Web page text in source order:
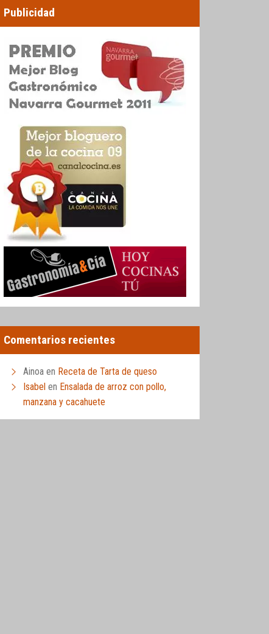
Publicidad
Comentarios recientes
Ainoa en Receta de Tarta de queso
Isabel en Ensalada de arroz con pollo,
manzana y cacahuete